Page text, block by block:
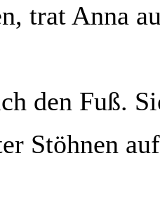
trat Anna
den Fuß.
Stöhnen